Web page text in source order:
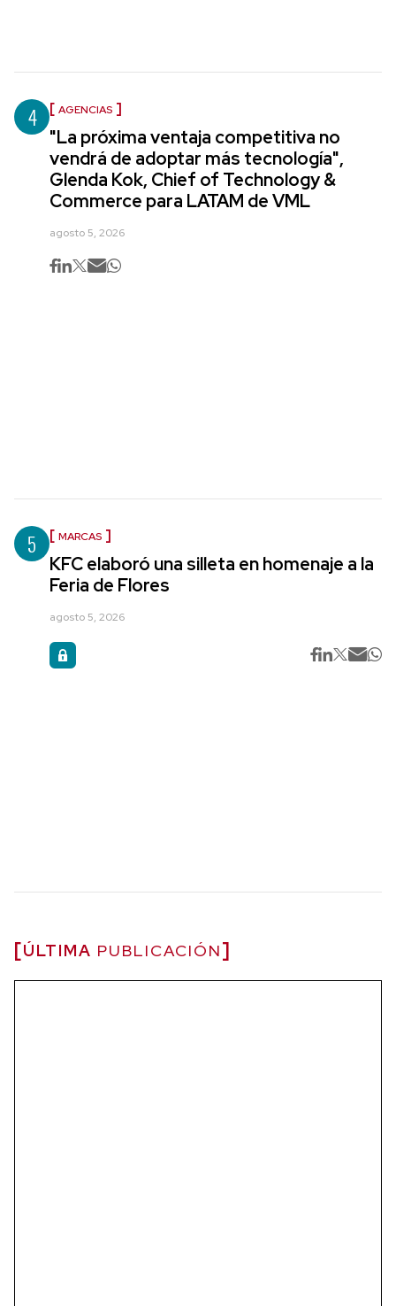
4 AGENCIAS
"La próxima ventaja competitiva no
vendrá de adoptar más tecnología",
Glenda Kok, Chief of Technology &
Commerce para LATAM de VML
agosto 5, 2026
5 MARCAS
KFC elaboró una silleta en homenaje a la
Feria de Flores
agosto 5, 2026
ÚLTIMA PUBLICACIÓN